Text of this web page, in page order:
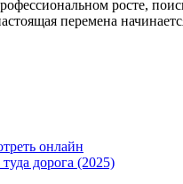
росте,
перемена
онлайн
дорога (2025)